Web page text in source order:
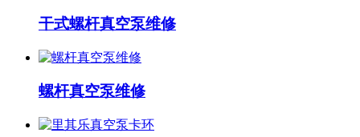
干式螺杆真空泵维修
螺杆真空泵维修